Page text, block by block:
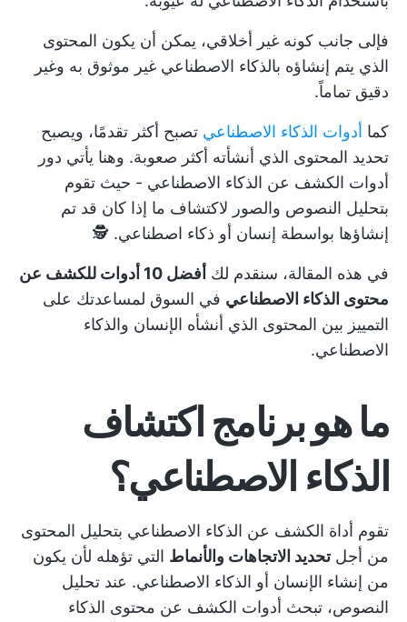
فإلى جانب كونه غير أخلاقي، يمكن أن يكون المحتوى
الذي يتم إنشاؤه بالذكاء الاصطناعي غير موثوق به وغير
دقيق تماماً.
كما أدوات الذكاء الاصطناعي تصبح أكثر تقدمًا، ويصبح
تحديد المحتوى الذي أنشأته أكثر صعوبة. وهنا يأتي دور
أدوات الكشف عن الذكاء الاصطناعي - حيث تقوم
بتحليل النصوص والصور لاكتشاف ما إذا كان قد تم
إنشاؤها بواسطة إنسان أو ذكاء اصطناعي. 🕵️
في هذه المقالة، سنقدم لك
أفضل 10 أدوات للكشف عن
محتوى الذكاء الاصطناعي في السوق لمساعدتك على
التمييز بين المحتوى الذي أنشأه الإنسان والذكاء
الاصطناعي.
ما هو برنامج اكتشاف
الذكاء الاصطناعي؟
تقوم أداة الكشف عن الذكاء الاصطناعي بتحليل المحتوى
من أجلتحديد الاتجاهات والأنماط التي تؤهله لأن يكون
من إنشاء الإنسان أو الذكاء الاصطناعي. عند تحليل
النصوص، تبحث أدوات الكشف عن محتوى الذكاء